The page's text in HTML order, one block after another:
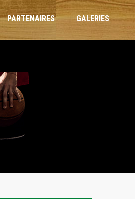
PARTENAIRES GALERIES